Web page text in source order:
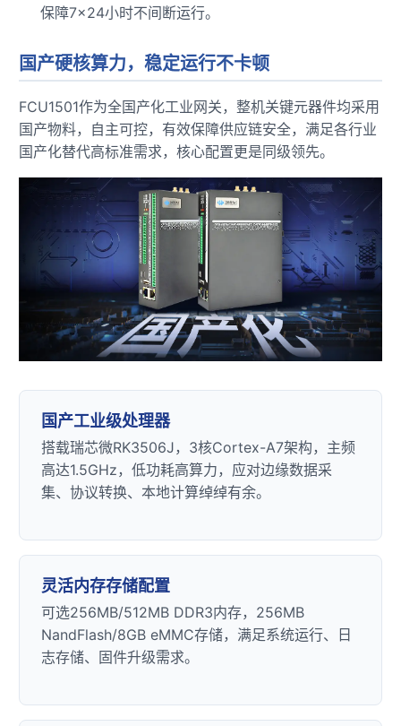
保障7×24小时不间断运行。
国产硬核算力，稳定运行不卡顿
FCU1501作为全国产化工业网关，整机关键元器件均采用
国产物料，自主可控，有效保障供应链安全，满足各行业
国产化替代高标准需求，核心配置更是同级领先。
国产工业级处理器
搭载瑞芯微RK3506J，3核Cortex-A7架构，主频
高达1.5GHz，低功耗高算力，应对边缘数据采
集、协议转换、本地计算绰绰有余。
灵活内存存储配置
可选256MB/512MB DDR3内存，256MB
NandFlash/8GB eMMC存储，满足系统运行、日
志存储、固件升级需求。